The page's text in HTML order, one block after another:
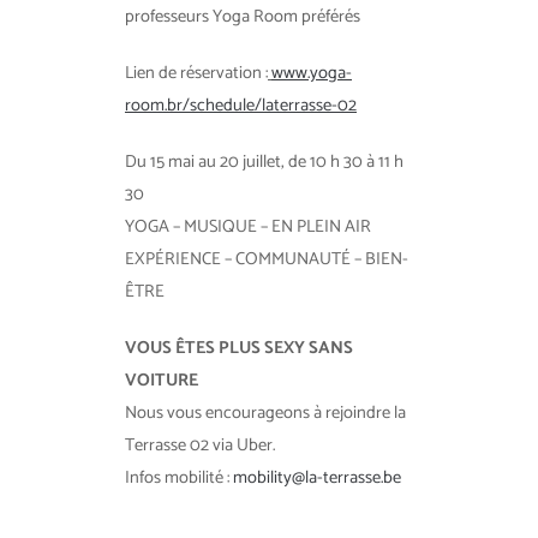
professeurs Yoga Room préférés
Lien de réservation :www.yoga-
room.br/schedule/laterrasse-02
Du 15 mai au 20 juillet, de 10 h 30 à 11 h
30
YOGA – MUSIQUE – EN PLEIN AIR
EXPÉRIENCE – COMMUNAUTÉ – BIEN-
ÊTRE
VOUS ÊTES PLUS SEXY SANS
VOITURE
Nous vous encourageons à rejoindre la
Terrasse 02 via Uber.
Infos mobilité :mobility@la-terrasse.be